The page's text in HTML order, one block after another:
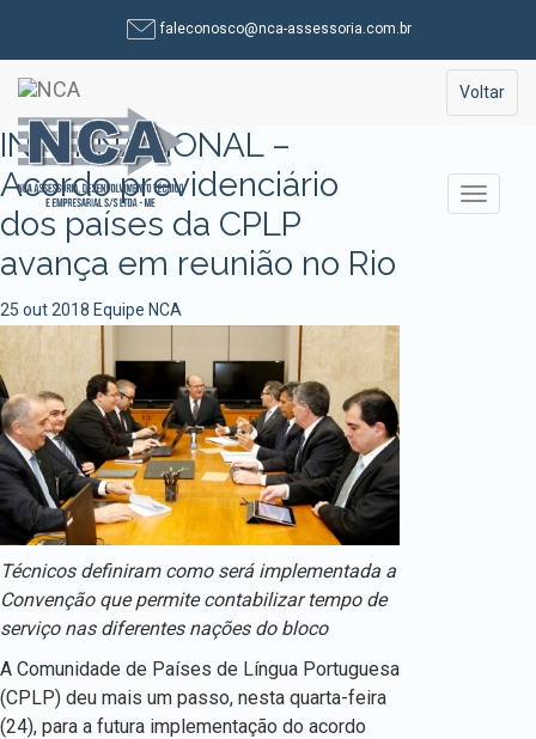
para
o
conteúdo
faleconosco@nca-assessoria.com.br
Toggle
Voltar
INTERNACIONAL –
Acordo previdenciário
dos países da CPLP
avança em reunião no Rio
25 out 2018 Equipe NCA
Técnicos definiram como será implementada a
Convenção que permite contabilizar tempo de
serviço nas diferentes nações do bloco
A Comunidade de Países de Língua Portuguesa
(CPLP) deu mais um passo, nesta quarta-feira
(24), para a futura implementação do acordo